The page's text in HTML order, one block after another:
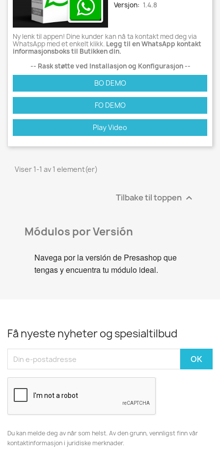
Versjon: 1.4.8
Ny lenk til appen! Dine kunder kan nå ta kontakt med deg via
WhatsApp med et enkelt klikk. Legg til en WhatsApp kontakt
informasjonsboks til Butikken din.
-- Rask støtte ved Installasjon og Konfigurasjon --
BO DEMO
FO DEMO
Play Video
Viser 1-1 av 1 element(er)
Tilbake til toppen 
Módulos por Versión
Navega por la versión de Presashop que
tengas y encuentra tu módulo ideal.
Få nyeste nyheter og spesialtilbud
Du kan melde deg av når som helst. Av den grunn, vennligst finn vår
kontaktinformasjon i juridiske merknader.